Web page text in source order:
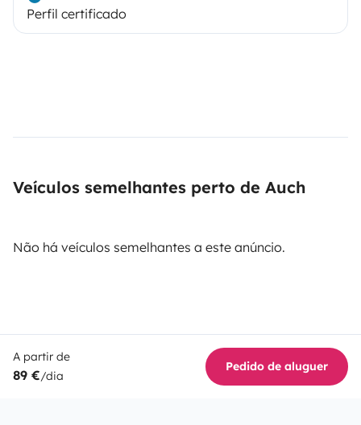
Perfil certificado
Veículos semelhantes perto de Auch
Não há veículos semelhantes a este anúncio.
A partir de
89 €/dia
Pedido de aluguer